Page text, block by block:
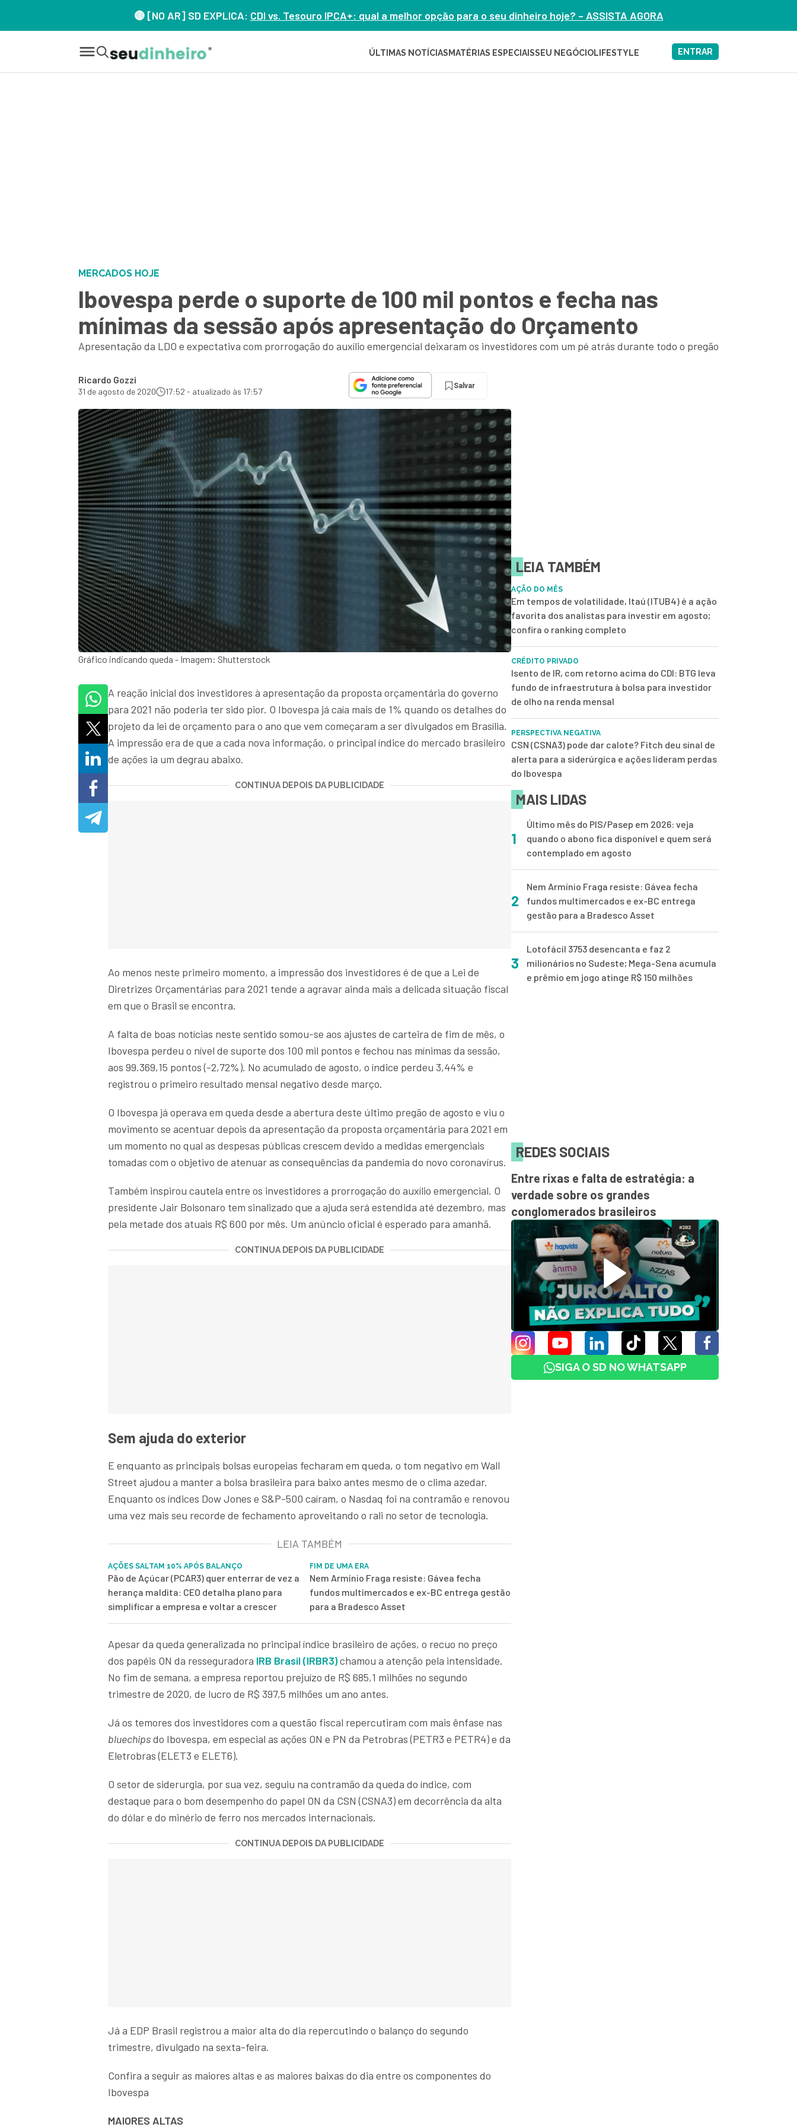
🔴 [NO AR] SD EXPLICA: CDI vs. Tesouro IPCA+: qual a melhor opção para o seu dinheiro hoje? – ASSISTA AGORA
ÚLTIMAS NOTÍCIAS MATÉRIAS ESPECIAISSEU NEGÓCIOLIFESTYLE ENTRAR
MERCADOS HOJE
Ibovespa perde o suporte de 100 mil pontos e fecha nas
mínimas da sessão após apresentação do Orçamento
Apresentação da LDO e expectativa com prorrogação do auxílio emergencial deixaram os investidores com um pé atrás durante todo o pregão
Ricardo Gozzi
31 de agosto de 2020 17:52 - atualizado às 17:57
Salvar
Gráfico indicando queda - Imagem: Shutterstock
A reação inicial dos investidores à apresentação da proposta orçamentária do governo
para 2021 não poderia ter sido pior. O Ibovespa já caía mais de 1% quando os detalhes do
projeto da lei de orçamento para o ano que vem começaram a ser divulgados em Brasília.
A impressão era de que a cada nova informação, o principal índice do mercado brasileiro
de ações ia um degrau abaixo.
CONTINUA DEPOIS DA PUBLICIDADE
Ao menos neste primeiro momento, a impressão dos investidores é de que a Lei de
Diretrizes Orçamentárias para 2021 tende a agravar ainda mais a delicada situação fiscal
em que o Brasil se encontra.
A falta de boas notícias neste sentido somou-se aos ajustes de carteira de fim de mês, o
Ibovespa perdeu o nível de suporte dos 100 mil pontos e fechou nas mínimas da sessão,
aos 99.369,15 pontos (-2,72%). No acumulado de agosto, o índice perdeu 3,44% e
registrou o primeiro resultado mensal negativo desde março.
O Ibovespa já operava em queda desde a abertura deste último pregão de agosto e viu o
movimento se acentuar depois da apresentação da proposta orçamentária para 2021 em
um momento no qual as despesas públicas crescem devido a medidas emergenciais
tomadas com o objetivo de atenuar as consequências da pandemia do novo coronavírus.
Também inspirou cautela entre os investidores a prorrogação do auxílio emergencial. O
presidente Jair Bolsonaro tem sinalizado que a ajuda será estendida até dezembro, mas
pela metade dos atuais R$ 600 por mês. Um anúncio oficial é esperado para amanhã.
CONTINUA DEPOIS DA PUBLICIDADE
Sem ajuda do exterior
E enquanto as principais bolsas europeias fecharam em queda, o tom negativo em Wall
Street ajudou a manter a bolsa brasileira para baixo antes mesmo de o clima azedar.
Enquanto os índices Dow Jones e S&P-500 caíram, o Nasdaq foi na contramão e renovou
uma vez mais seu recorde de fechamento aproveitando o rali no setor de tecnologia.
LEIA TAMBÉM
AÇÕES SALTAM 10% APÓS BALANÇO
Pão de Açúcar (PCAR3) quer enterrar de vez a
herança maldita: CEO detalha plano para
simplificar a empresa e voltar a crescer
FIM DE UMA ERA
Nem Armínio Fraga resiste: Gávea fecha
fundos multimercados e ex-BC entrega gestão
para a Bradesco Asset
Apesar da queda generalizada no principal índice brasileiro de ações, o recuo no preço
dos papéis ON da resseguradora IRB Brasil (IRBR3)chamou a atenção pela intensidade.
No fim de semana, a empresa reportou prejuízo de R$ 685,1 milhões no segundo
trimestre de 2020, de lucro de R$ 397,5 milhões um ano antes.
Já os temores dos investidores com a questão fiscal repercutiram com mais ênfase nas
bluechipsdo Ibovespa, em especial as ações ON e PN da Petrobras (PETR3 e PETR4) e da
Eletrobras (ELET3 e ELET6).
O setor de siderurgia, por sua vez, seguiu na contramão da queda do índice, com
destaque para o bom desempenho do papel ON da CSN (CSNA3) em decorrência da alta
do dólar e do minério de ferro nos mercados internacionais.
CONTINUA DEPOIS DA PUBLICIDADE
Já a EDP Brasil registrou a maior alta do dia repercutindo o balanço do segundo
trimestre, divulgado na sexta-feira.
Confira a seguir as maiores altas e as maiores baixas do dia entre os componentes do
Ibovespa
MAIORES ALTAS
LEIA TAMBÉM
AÇÃO DO MÊS
Em tempos de volatilidade, Itaú (ITUB4) é a ação
favorita dos analistas para investir em agosto;
confira o ranking completo
CRÉDITO PRIVADO
Isento de IR, com retorno acima do CDI: BTG leva
fundo de infraestrutura à bolsa para investidor
de olho na renda mensal
PERSPECTIVA NEGATIVA
CSN (CSNA3) pode dar calote? Fitch deu sinal de
alerta para a siderúrgica e ações lideram perdas
do Ibovespa
MAIS LIDAS
1
Último mês do PIS/Pasep em 2026: veja
quando o abono fica disponível e quem será
contemplado em agosto
2
Nem Armínio Fraga resiste: Gávea fecha
fundos multimercados e ex-BC entrega
gestão para a Bradesco Asset
3
Lotofácil 3753 desencanta e faz 2
milionários no Sudeste; Mega-Sena acumula
e prêmio em jogo atinge R$ 150 milhões
REDES SOCIAIS
Entre rixas e falta de estratégia: a
verdade sobre os grandes
conglomerados brasileiros
SIGA O SD NO WHATSAPP